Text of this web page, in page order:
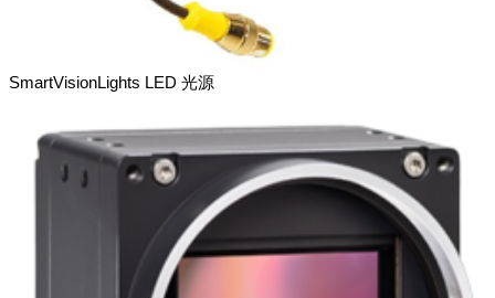
SmartVisionLights LED 光源